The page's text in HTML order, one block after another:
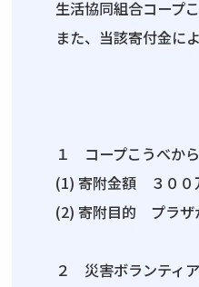
生活協同組合コープ
また、当該寄付金に
１ コープこうべか
(1) 寄附金額 ３００
(2) 寄附目的 プラザ
２ 災害ボランティ